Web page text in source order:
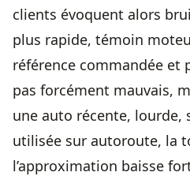
clients évoquent alors
plus rapide, témoin
référence commandée et
pas forcément mauvais,
une auto récente, lourde,
utilisée sur autoroute, la
l’approximation baisse